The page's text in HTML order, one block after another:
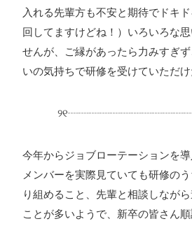
入れる先輩方も不安と期待でドキ
回してますけどね！）いろいろな
せんが、ご縁があったら力みすぎ
いの気持ちで研修を受けていただけ
今年からジョブローテーションを
メンバーを実際見ていても研修の
り組めること、先輩と相談しなが
ことが多いようで、新卒の皆さん